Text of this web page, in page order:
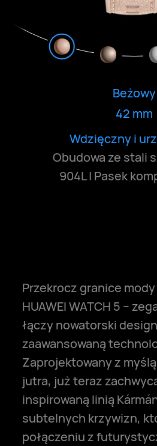
Beżowy
42 mm
Wdzięczny i
Obudowa ze stali
904L | Pasek
Elegancki i
Czysty i
Nasycony i
Przekrocz granice
HUAWEI WATCH 5 –
łączy nowatorski
zaawansowaną
Zaprojektowany z
jutra, już teraz
inspirowaną linią
subtelnych krzywizn,
połączeniu z